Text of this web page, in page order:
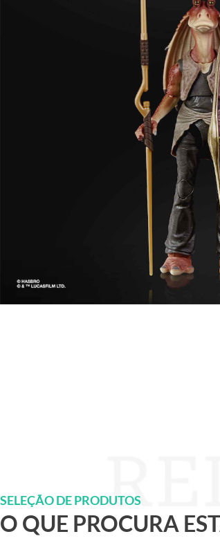
SELEÇÃO DE PRODUTOS
O QUE PROCURA